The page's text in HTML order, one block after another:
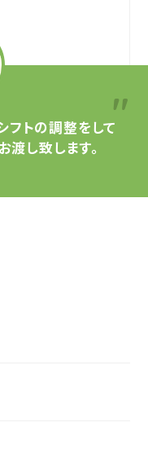
フトの調整をして
お渡し致します。